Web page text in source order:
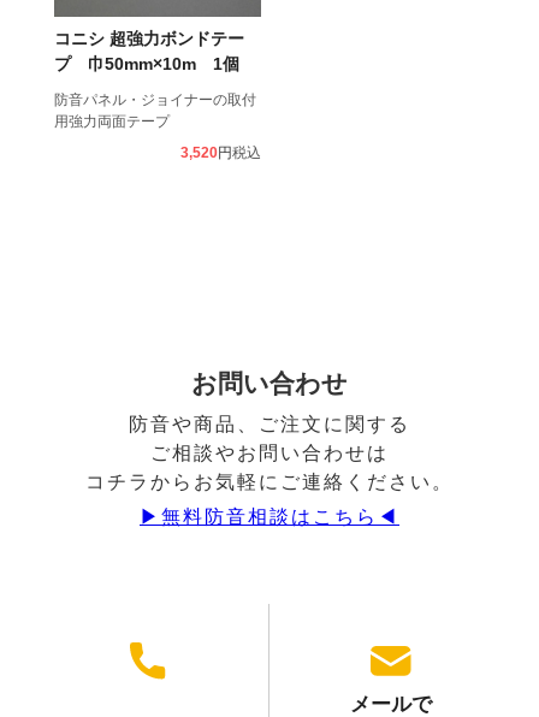
防音パネル・ジョイナーの取付
用強力両面テープ
コニシ 超強力ボンドテー
プ 巾50mm×10m 1個
3,520 税込
お問い合わせ
防音や商品、ご注文に関する
ご相談やお問い合わせは
コチラからお気軽にご連絡ください。
▶︎無料防音相談はこちら◀︎
メールで